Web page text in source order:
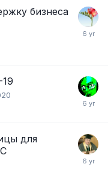
бизнеса
для